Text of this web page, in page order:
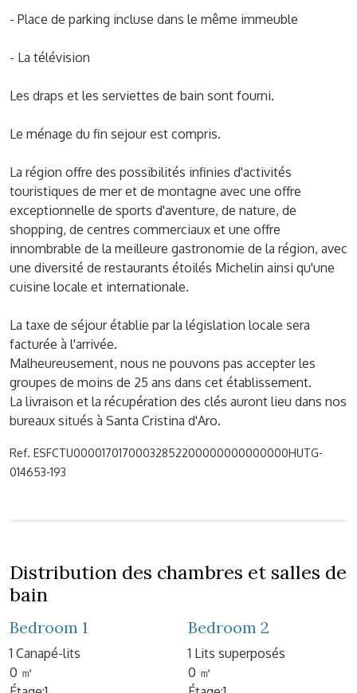
- Place de parking incluse dans le même immeuble
- La télévision
Les draps et les serviettes de bain sont fourni.
Le ménage du fin sejour est compris.
La région offre des possibilités infinies d'activités
touristiques de mer et de montagne avec une offre
exceptionnelle de sports d'aventure, de nature, de
shopping, de centres commerciaux et une offre
innombrable de la meilleure gastronomie de la région, avec
une diversité de restaurants étoilés Michelin ainsi qu'une
cuisine locale et internationale.
La taxe de séjour établie par la législation locale sera
facturée à l'arrivée.
Malheureusement, nous ne pouvons pas accepter les
groupes de moins de 25 ans dans cet établissement.
La livraison et la récupération des clés auront lieu dans nos
bureaux situés à Santa Cristina d'Aro.
Ref. ESFCTU00001701700032852200000000000000HUTG-
014653-193
Distribution des chambres et salles de
bain
Bedroom 1
1 Canapé-lits
0 ㎡
Bedroom 2
1 Lits superposés
0 ㎡